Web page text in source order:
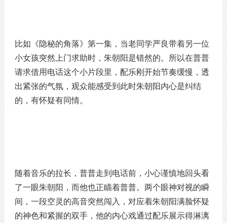
比如《隐秘的角落》第一集，当老同学严良带着另一位
小女孩突然上门求助时，朱朝阳是错然的。所以在普普
请求借用电话这个小片段里，配乐刚开始节奏缓慢，透
出紧张的气氛，观众能感受到此时朱朝阳内心是纠结
的，有怀疑有同情。
随着音乐的拉长，普普走到电话前，小心谨慎地回头看
了一眼朱朝阳，而他也正瞄着普普。两个眼神对视的瞬
间，一段空灵的高音突然闯入，对应着朱朝阳满脸怀疑
的神色和紧握的双手，他的内心戏通过配乐展示得淋漓